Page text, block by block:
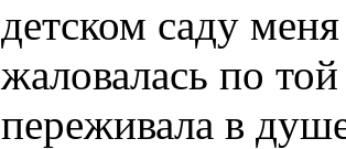
детском саду
жаловалась по
переживала в